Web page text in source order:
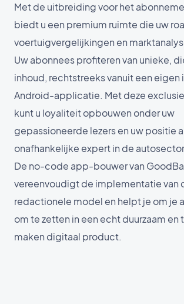
Met de uitbreiding voor het
biedt u een premium ruimte die uw
voertuigvergelijkingen en
Uw abonnees profiteren van unieke,
inhoud, rechtstreeks vanuit een eigen
Android-applicatie. Met deze
kunt u loyaliteit opbouwen onder uw
gepassioneerde lezers en uw positie
onafhankelijke expert in de
De no-code app-bouwer van
vereenvoudigt de implementatie van
redactionele model en helpt je om je
om te zetten in een echt duurzaam en
maken digitaal product.